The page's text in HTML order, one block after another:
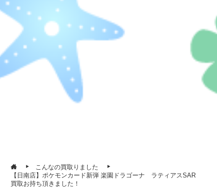
こんなの買取りました
【日南店】ポケモンカード新弾 楽園ドラゴーナ ラティアスSAR
買取お持ち頂きました！